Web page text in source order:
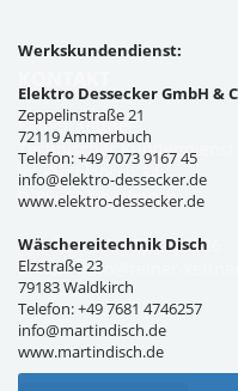
Werkskundendienst:
Elektro Dessecker GmbH &
Zeppelinstraße 21
72119 Ammerbuch
Telefon: +49 7073 9167 45
info@elektro-dessecker.de
www.elektro-dessecker.de
Wäschereitechnik Disch
Elzstraße 23
79183 Waldkirch
Telefon: +49 7681 4746257
info@martindisch.de
www.martindisch.de
Reiner Kettner
Technischer Kundendienst
Im Kirchleösch 34
D-88662 Überlingen
Telefon: +49 7551 308326
E-Mail:info@reiner-